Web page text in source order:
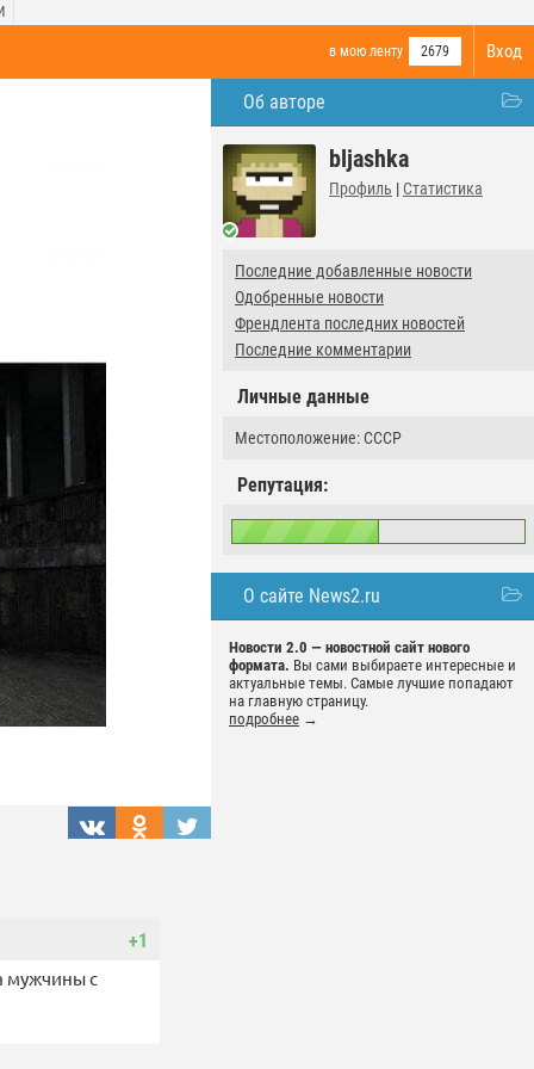
Вход
в мою ленту 2679
Об авторе
bljashka
Профиль | Статистика
Последние добавленные новости
Одобренные новости
Френдлента последних новостей
Последние комментарии
Личные данные
Местоположение: СССР
Репутация:
О сайте News2.ru
Новости 2.0 — новостной сайт нового
формата. Вы сами выбираете интересные и
актуальные темы. Самые лучшие попадают
на главную страницу.
подробнее →
+1
мужчины с